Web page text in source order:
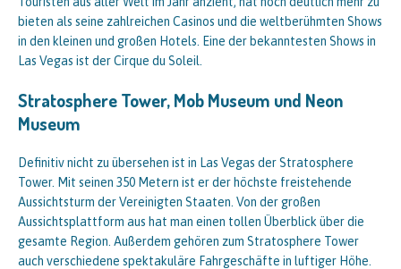
bieten als seine zahlreichen Casinos und die weltberühmten Shows
in den kleinen und großen Hotels. Eine der bekanntesten Shows in
Las Vegas ist der Cirque du Soleil.
Stratosphere Tower, Mob Museum und Neon
Museum
Definitiv nicht zu übersehen ist in Las Vegas der Stratosphere
Tower. Mit seinen 350 Metern ist er der höchste freistehende
Aussichtsturm der Vereinigten Staaten. Von der großen
Aussichtsplattform aus hat man einen tollen Überblick über die
gesamte Region. Außerdem gehören zum Stratosphere Tower
auch verschiedene spektakuläre Fahrgeschäfte in luftiger Höhe.